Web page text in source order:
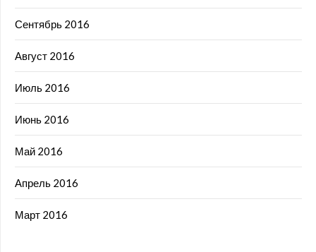
Сентябрь 2016
Август 2016
Июль 2016
Июнь 2016
Май 2016
Апрель 2016
Март 2016